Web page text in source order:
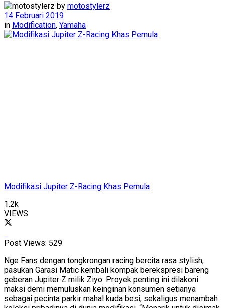
by motostylerz
14 Februari 2019
in Modification, Yamaha
Modifikasi Jupiter Z-Racing Khas Pemula
1.2k
VIEWS
Post Views: 529
Nge Fans dengan tongkrongan racing bercita rasa stylish,
pasukan Garasi Matic kembali kompak berekspresi bareng
geberan Jupiter Z milik Ziyo. Proyek penting ini dilakoni
maksi demi memuluskan keinginan konsumen setianya
sebagai pecinta parkir mahal kuda besi, sekaligus menambah